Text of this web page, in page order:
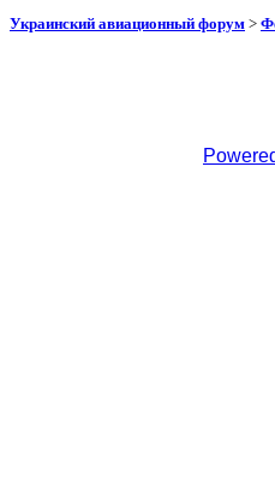
Украинский авиационный форум >